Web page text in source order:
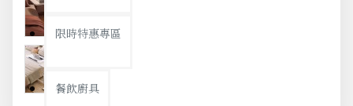
限時特惠專區
餐飲廚具